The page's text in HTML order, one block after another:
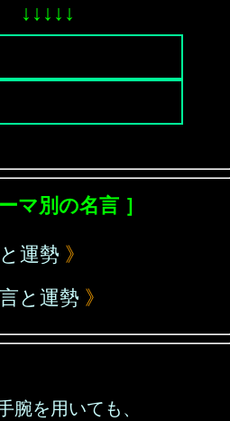
↓↓↓↓↓
マ別の名言 ］
運勢 》
と運勢 》
腕を用いても、